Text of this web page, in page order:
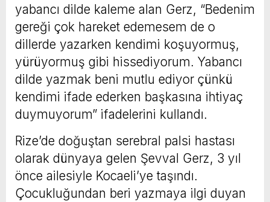
yabancı dilde kaleme alan Gerz, “Bedenim
gereği çok hareket edemesem de o
dillerde yazarken kendimi koşuyormuş,
yürüyormuş gibi hissediyorum. Yabancı
dilde yazmak beni mutlu ediyor çünkü
kendimi ifade ederken başkasına ihtiyaç
duymuyorum” ifadelerini kullandı.
Rize’de doğuştan serebral palsi hastası
olarak dünyaya gelen Şevval Gerz, 3 yıl
önce ailesiyle Kocaeli’ye taşındı.
Çocukluğundan beri yazmaya ilgi duyan